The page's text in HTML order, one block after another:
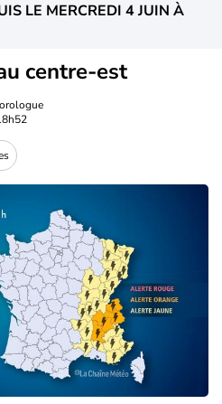
LE MERCREDI 4 JUIN À
centre-est